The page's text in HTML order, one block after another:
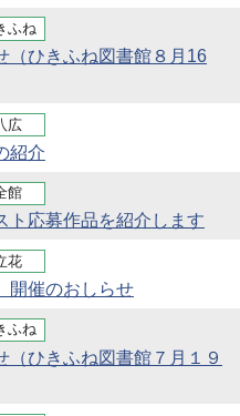
ふね
（ひきふね図書館８月16
広
紹介
館
ト応募作品を紹介します
花
開催のおしらせ
ふね
（ひきふね図書館７月１９